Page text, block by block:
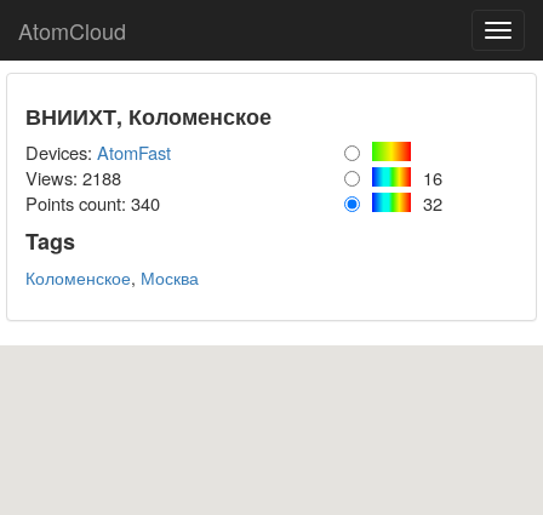
AtomCloud
ВНИИХТ, Коломенское
Devices: AtomFast
Views: 2188
16
Points count: 340 32
Tags
Коломенское, Москва